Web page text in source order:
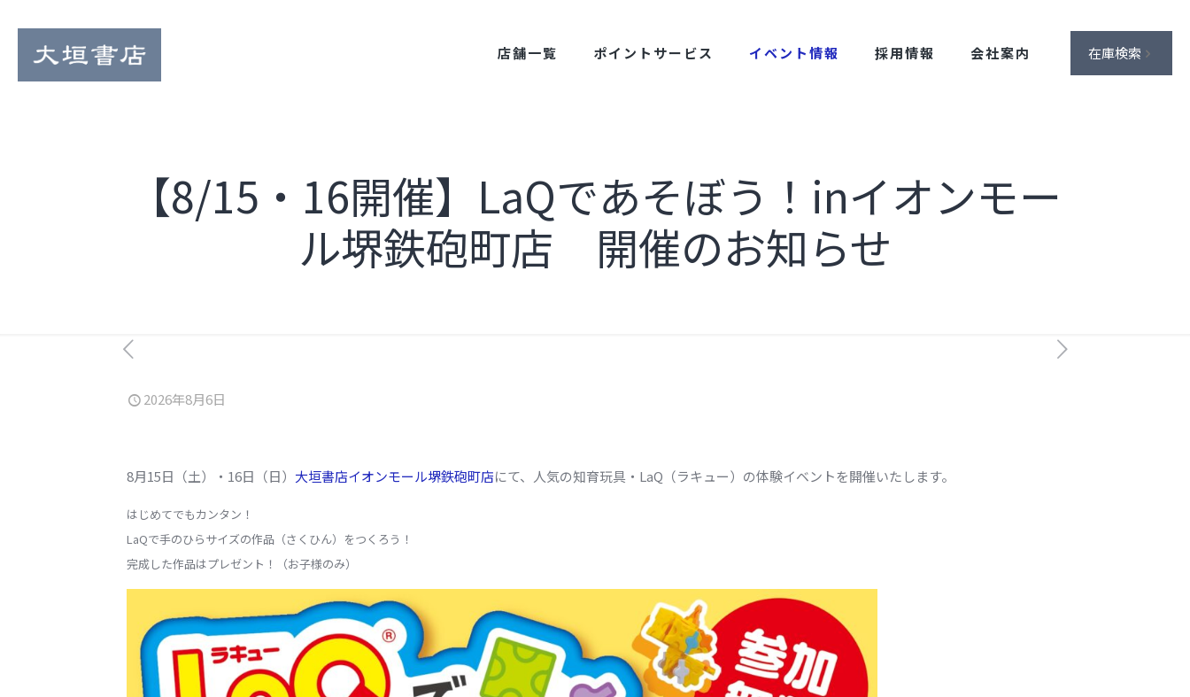
店舗一覧 ポイントサービス イベント情報 採用情報 会社案内 在庫検索
【8/15・16開催】LaQであそぼう！inイオンモー
ル堺鉄砲町店 開催のお知らせ
2026年8月6日
8月15日（土）・16日（日） 大垣書店イオンモール堺鉄砲町店にて、人気の知育玩具・LaQ（ラキュー）の体験イベントを開催いたします。
はじめてでもカンタン！
LaQで手のひらサイズの作品（さくひん）をつくろう！
完成した作品はプレゼント！（お子様のみ）